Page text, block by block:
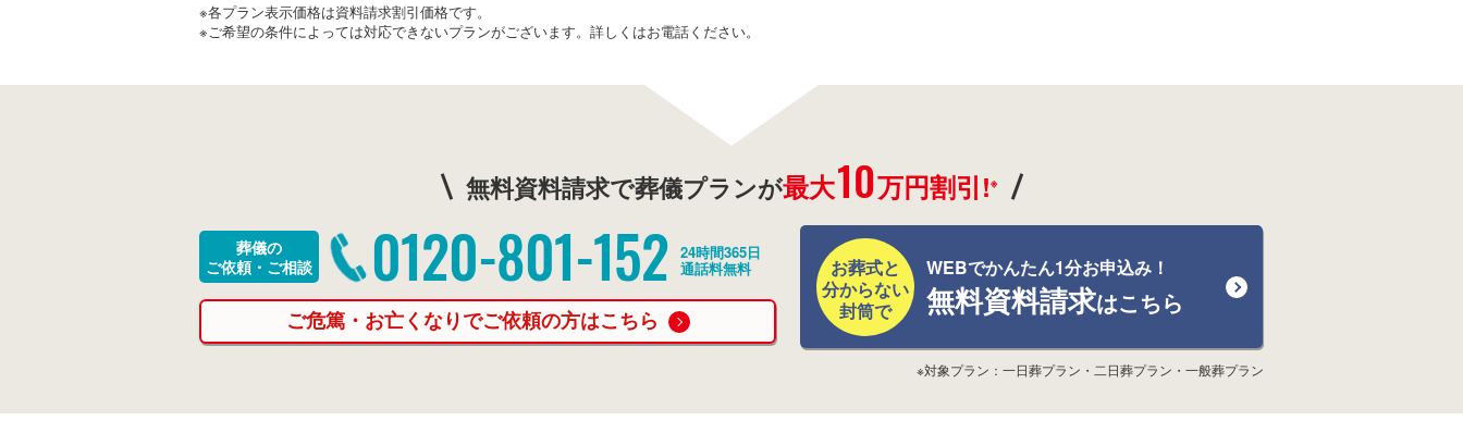
※各プラン表示価格は資料請求割引価格です。
※ご希望の条件によっては対応できないプランがございます。詳しくはお電話ください。
無料資料請求で葬儀プランが最大10万円割引!※
葬儀の
ご依頼・ご相談
0120-801-152 24時間365日
通話料無料
ご危篤・お亡くなりでご依頼の方はこちら
お葬式と
分からない
封筒で
WEBでかんたん1分お申込み！
無料資料請求はこちら
※対象プラン：一日葬プラン・二日葬プラン・一般葬プラン